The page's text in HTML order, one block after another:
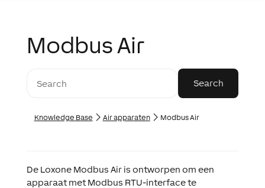
Modbus Air
Knowledge Base Air apparaten Modbus Air
De Loxone Modbus Air is ontworpen om een
apparaat met Modbus RTU-interface te